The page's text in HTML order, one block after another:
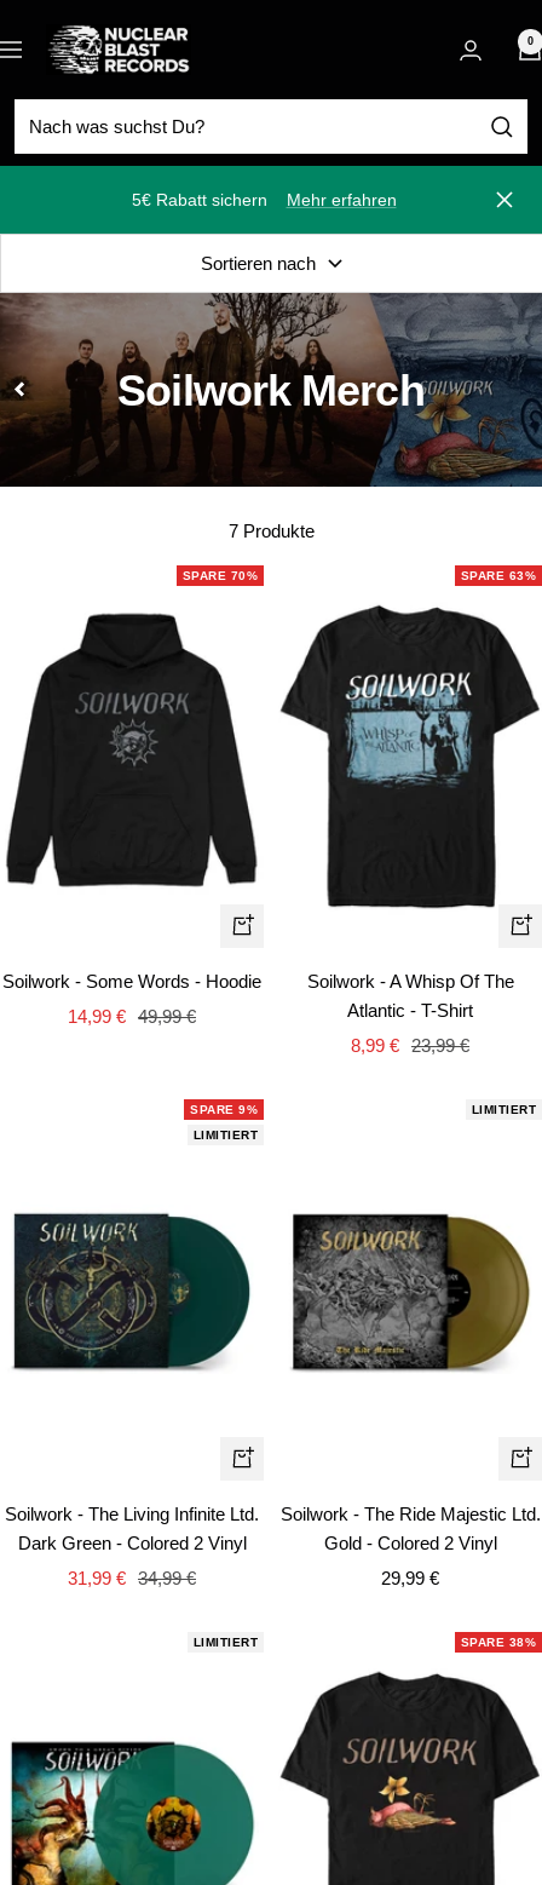
zum
Navigation
Nuclear
Blast
0
5€ Rabatt sichern Mehr erfahren
Sortieren nach
Soilwork Merch
7 Produkte
SPARE 70%
Schnellansicht
Soilwork - Some Words - Hoodie
Angebotspreis
14,99 € Regulärer
49,99 €
SPARE 63%
Soilwork - A Whisp Of The
Atlantic - T-Shirt
Angebotspreis
8,99 € Regulärer
23,99 €
SPARE 9%
LIMITIERT
In
Warenkorb
Soilwork - The Living Infinite Ltd.
Dark Green - Colored 2 Vinyl
Angebotspreis
31,99 € Regulärer
34,99 €
LIMITIERT
In
Soilwork - The Ride Majestic Ltd.
Gold - Colored 2 Vinyl
Angebotspreis
29,99 €
LIMITIERT SPARE 38%